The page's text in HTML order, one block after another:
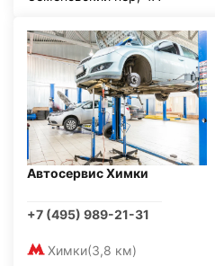
Автосервис Химки
+7 (495) 989-21-31
Химки(3,8 км)